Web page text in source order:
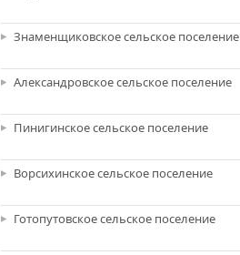
Знаменщиковское сельское поселение
Александровское сельское поселение
Пинигинское сельское поселение
Ворсихинское сельское поселение
Готопутовское сельское поселение